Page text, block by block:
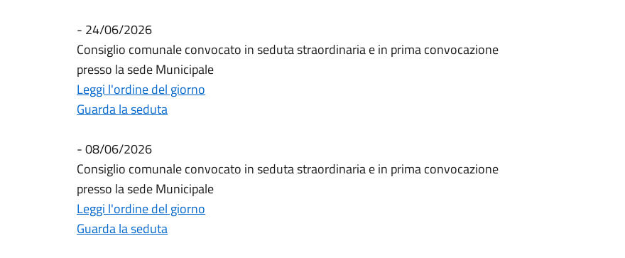
- 24/06/2026
Consiglio comunale convocato in seduta straordinaria e in prima convocazione
presso la sede Municipale
Leggi l'ordine del giorno
Guarda la seduta
- 08/06/2026
Consiglio comunale convocato in seduta straordinaria e in prima convocazione
presso la sede Municipale
Leggi l'ordine del giorno
Guarda la seduta